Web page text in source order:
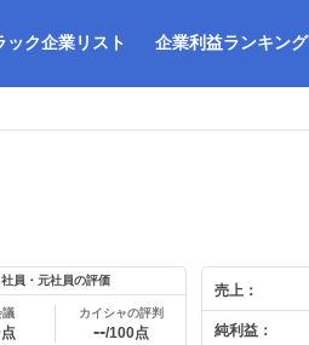
ック企業リスト 企業利益ランキング
社員・元社員の評価
議 カイシャの評判
--/100点
売上：
純利益：